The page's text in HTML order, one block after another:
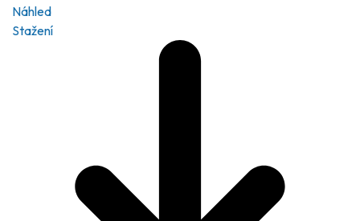
Náhled
Stažení